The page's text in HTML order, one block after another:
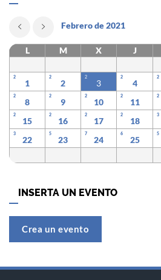
Febrero de 2021
L M X J
2
1
2
2
2
3
2
4
2
2
8
2
9
2
10
2
11
2
2
15
2
16
2
17
2
18
3
3
22
5
23
7
24
6
25
5
INSERTA UN EVENTO
Crea un evento